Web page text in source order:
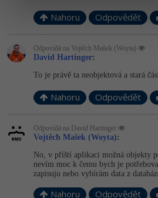
Nahoru Odpovědět
Odpovídá na Vojtěch Mašek (Woyta)
David Hartinger:
To je právě ta neobjektová a stará
Nahoru Odpovědět
Odpovídá na David Hartinger
Vojtěch Mašek (Woyta):
No, v příští aplikaci možná objekty
nevím moc k čemu bych je
zapisuju nebo vybírám data z
Nahoru Odpovědět